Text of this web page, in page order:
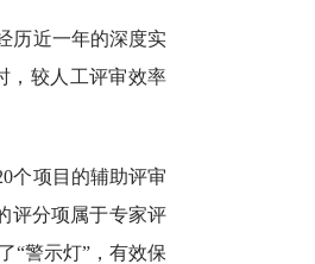
历近一年的深度实
，较人工评审效率
个项目的辅助评审
评分项属于专家评
“警示灯”，有效保